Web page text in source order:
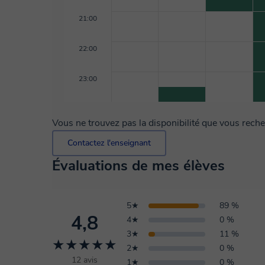
21:00
22:00
23:00
Vous ne trouvez pas la disponibilité que vous
Contactez l'enseignant
Évaluations de mes élèves
4,8
★★★★★
12 avis
5★
89 %
4★
0 %
3★
11 %
2★
0 %
1★
0 %